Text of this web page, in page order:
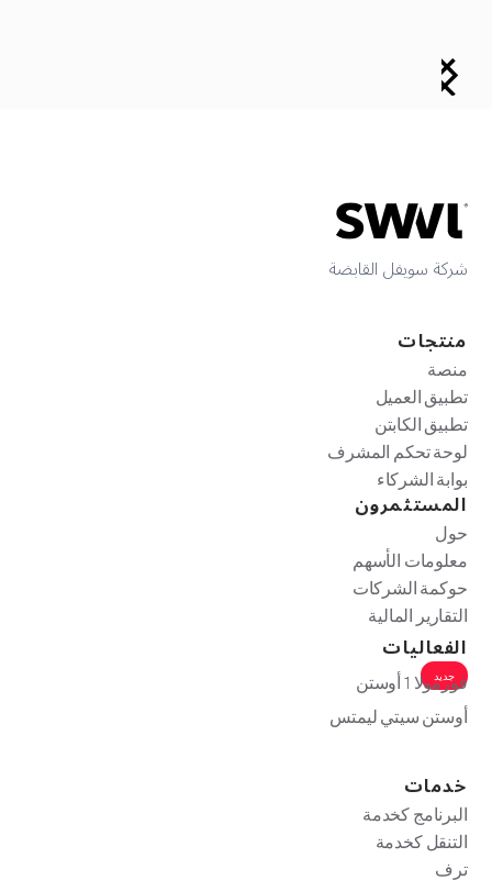
شركة سويفل القابضة
منتجات
منصة
تطبيق العميل
تطبيق الكابتن
لوحة تحكم المشرف
بوابة الشركاء
المستثمرون
حول
معلومات الأسهم
حوكمة الشركات
التقارير المالية
الفعاليات
جديد
فورمولا 1 أوستن
أوستن سيتي ليمتس
خدمات
البرنامج كخدمة
التنقل كخدمة
ترف